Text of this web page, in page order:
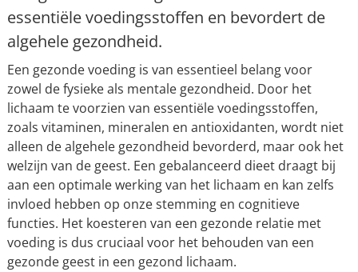
essentiële voedingsstoffen en bevordert de
algehele gezondheid.
Een gezonde voeding is van essentieel belang voor
zowel de fysieke als mentale gezondheid. Door het
lichaam te voorzien van essentiële voedingsstoffen,
zoals vitaminen, mineralen en antioxidanten, wordt niet
alleen de algehele gezondheid bevorderd, maar ook het
welzijn van de geest. Een gebalanceerd dieet draagt bij
aan een optimale werking van het lichaam en kan zelfs
invloed hebben op onze stemming en cognitieve
functies. Het koesteren van een gezonde relatie met
voeding is dus cruciaal voor het behouden van een
gezonde geest in een gezond lichaam.